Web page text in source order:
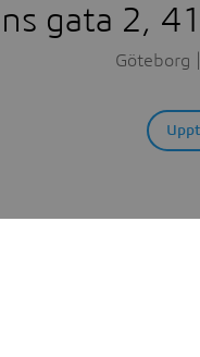
gata 2,
Göteborg